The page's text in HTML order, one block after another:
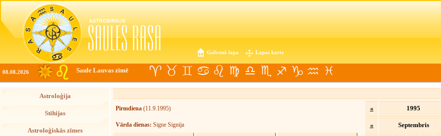
Galvenā lapa Lapas karte
08.08.2026 Saule Lauvas zīmē
Astroloģija
Stihijas
Astroloģiskās zīmes
Pirmdiena (11.9.1995)
Vārda dienas: Signe Signija
« 1995
« Septembris